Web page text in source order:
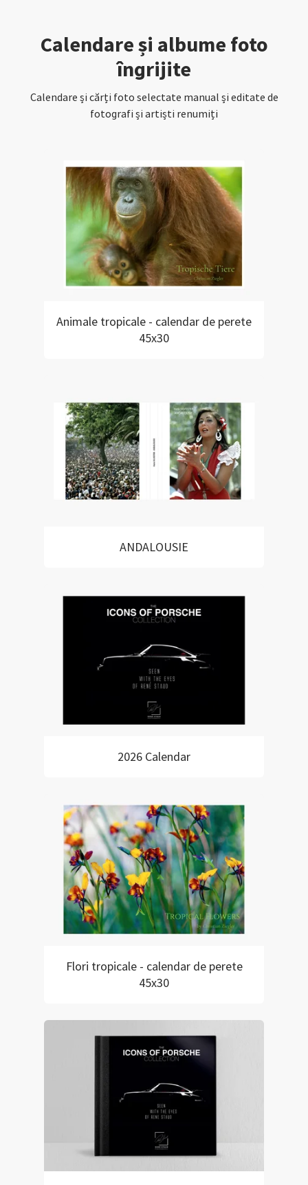
Calendare și albume foto
îngrijite
Calendare și cărți foto selectate manual și editate de
fotografi și artiști renumiți
Animale tropicale - calendar de perete
45x30
ANDALOUSIE
2026 Calendar
Flori tropicale - calendar de perete
45x30